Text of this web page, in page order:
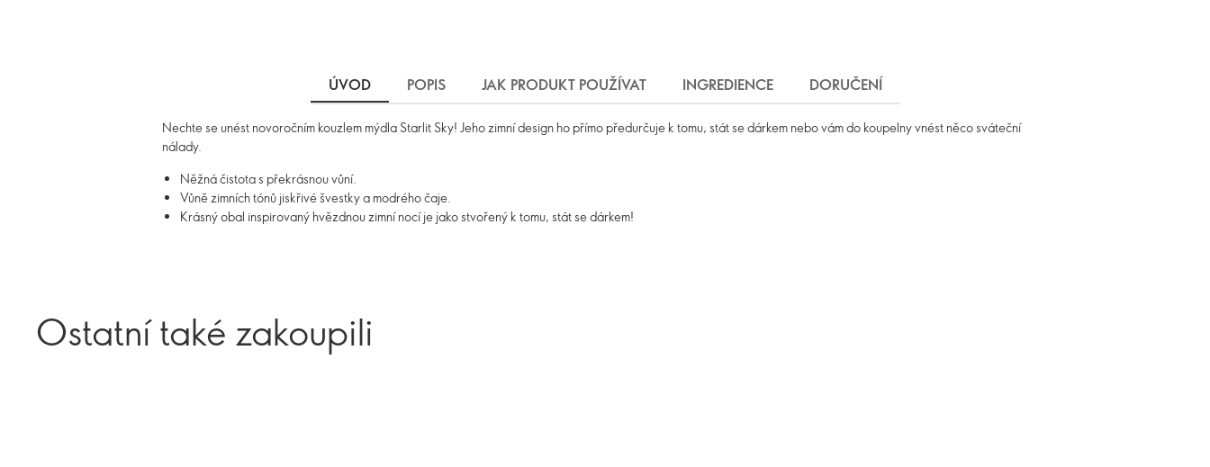
ÚVOD POPIS JAK PRODUKT POUŽÍVAT INGREDIENCE DORUČENÍ
Nechte se unést novoročním kouzlem mýdla Starlit Sky! Jeho zimní design ho přímo předurčuje k tomu, stát se dárkem nebo vám do koupelny vnést něco sváteční
nálady.
Něžná čistota s překrásnou vůní.
Vůně zimních tónů jiskřivé švestky a modrého čaje.
Krásný obal inspirovaný hvězdnou zimní nocí je jako stvořený k tomu, stát se dárkem!
Ostatní také zakoupili